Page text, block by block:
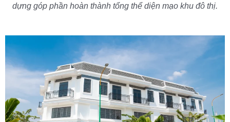
dựng góp phần hoàn thành tổng thể diện mạo khu đô thị.